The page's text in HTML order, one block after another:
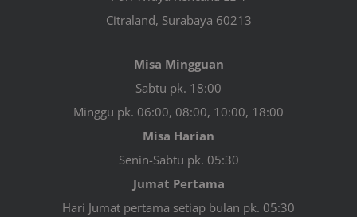
Citraland, Surabaya 60213
Misa Mingguan
Sabtu pk. 18:00
Minggu pk. 06:00, 08:00, 10:00, 18:00
Misa Harian
Senin-Sabtu pk. 05:30
Jumat Pertama
Hari Jumat pertama setiap bulan pk. 05:30